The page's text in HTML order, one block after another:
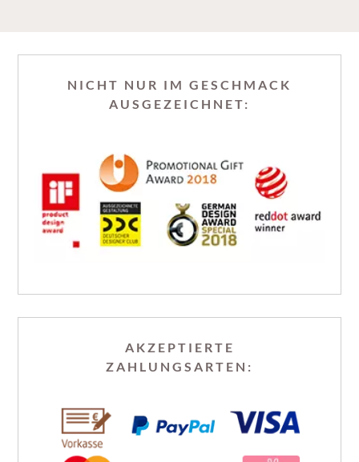
NICHT NUR IM GESCHMACK
AUSGEZEICHNET:
AKZEPTIERTE
ZAHLUNGSARTEN: